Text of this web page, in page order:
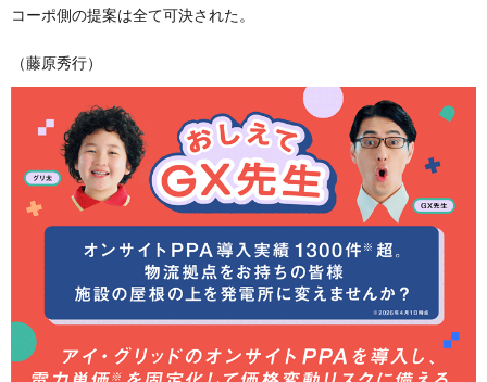
コーポ側の提案は全て可決された。
（藤原秀行）